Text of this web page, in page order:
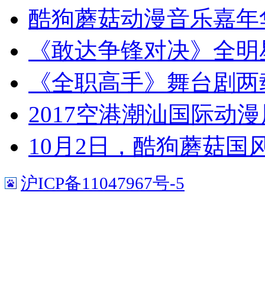
酷狗蘑菇动漫音乐嘉
《敢达争锋对决》全
《全职高手》舞台剧
2017空港潮汕国际动
10月2日，酷狗蘑菇国
沪ICP备11047967号-5